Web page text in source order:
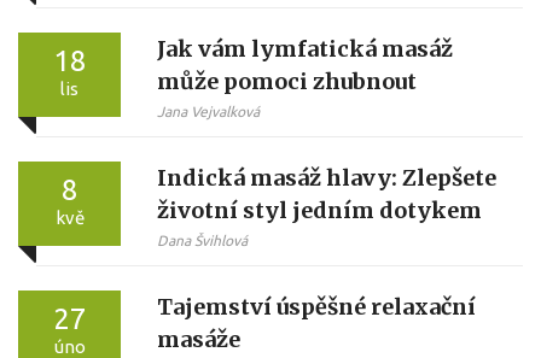
18
lis
Jak vám lymfatická masáž
může pomoci zhubnout
Jana Vejvalková
8
kvě
Indická masáž hlavy: Zlepšete
životní styl jedním dotykem
Dana Švihlová
27
úno
Tajemství úspěšné relaxační
masáže